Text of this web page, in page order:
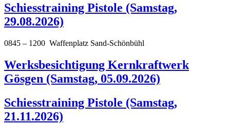
Schiesstraining Pistole (Samstag,
29.08.2026)
0845 – 1200 Waffenplatz Sand-Schönbühl
Werksbesichtigung Kernkraftwerk
Gösgen (Samstag, 05.09.2026)
Schiesstraining Pistole (Samstag,
21.11.2026)